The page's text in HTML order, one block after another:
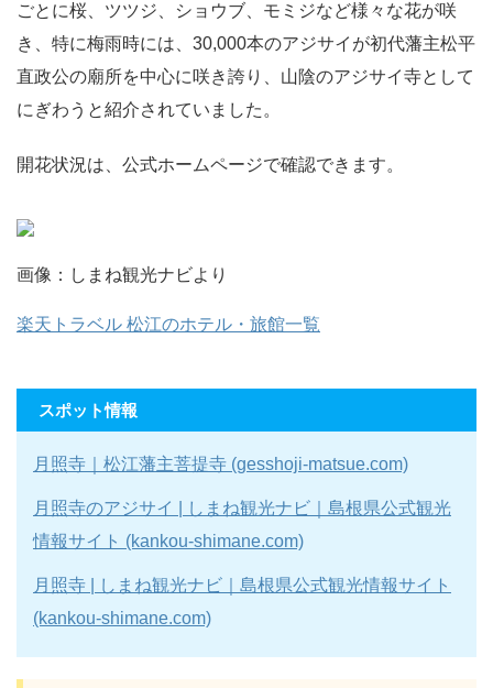
ごとに桜、ツツジ、ショウブ、モミジなど様々な花が咲
き、特に梅雨時には、30,000本のアジサイが初代藩主松平
直政公の廟所を中心に咲き誇り、山陰のアジサイ寺として
にぎわうと紹介されていました。
開花状況は、公式ホームページで確認できます。
画像：しまね観光ナビより
楽天トラベル 松江のホテル・旅館一覧
スポット情報
月照寺｜松江藩主菩提寺 (gesshoji-matsue.com)
月照寺のアジサイ | しまね観光ナビ｜島根県公式観光
情報サイト (kankou-shimane.com)
月照寺 | しまね観光ナビ｜島根県公式観光情報サイト
(kankou-shimane.com)